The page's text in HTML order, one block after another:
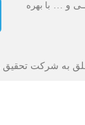
و … با بهره
به شرکت تحقیق